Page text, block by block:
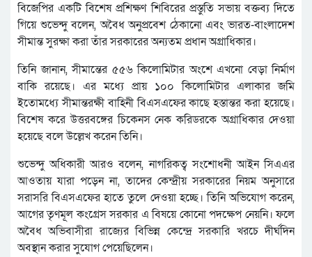
বিজেপির একটি বিশেষ প্রশিক্ষণ শিবিরের প্রস্তুতি সভায় বক্তব্য দিতে
গিয়ে শুভেন্দু বলেন, অবৈধ অনুপ্রবেশ ঠেকানো এবং ভারত-বাংলাদেশ
সীমান্ত সুরক্ষা করা তাঁর সরকারের অন্যতম প্রধান অগ্রাধিকার।
তিনি জানান, সীমান্তের ৫৫৬ কিলোমিটার অংশে এখনো বেড়া নির্মাণ
বাকি রয়েছে। এর মধ্যে প্রায় ১০০ কিলোমিটার এলাকার জমি
ইতোমধ্যে সীমান্তরক্ষী বাহিনী বিএসএফের কাছে হস্তান্তর করা হয়েছে।
বিশেষ করে উত্তরবঙ্গের চিকেনস নেক করিডরকে অগ্রাধিকার দেওয়া
হয়েছে বলে উল্লেখ করেন তিনি।
শুভেন্দু অধিকারী আরও বলেন, নাগরিকত্ব সংশোধনী আইন সিএএর
আওতায় যারা পড়েন না, তাদের কেন্দ্রীয় সরকারের নিয়ম অনুসারে
সরাসরি বিএসএফের হাতে তুলে দেওয়া হচ্ছে। তিনি অভিযোগ করেন,
আগের তৃণমূল কংগ্রেস সরকার এ বিষয়ে কোনো পদক্ষেপ নেয়নি। ফলে
অবৈধ অভিবাসীরা রাজ্যের বিভিন্ন কেন্দ্রে সরকারি খরচে দীর্ঘদিন
অবস্থান করার সুযোগ পেয়েছিলেন।